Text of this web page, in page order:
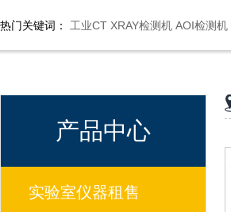
热门关键词： 工业CT XRAY检测机 AOI检测机
产品中心
实验室仪器租售